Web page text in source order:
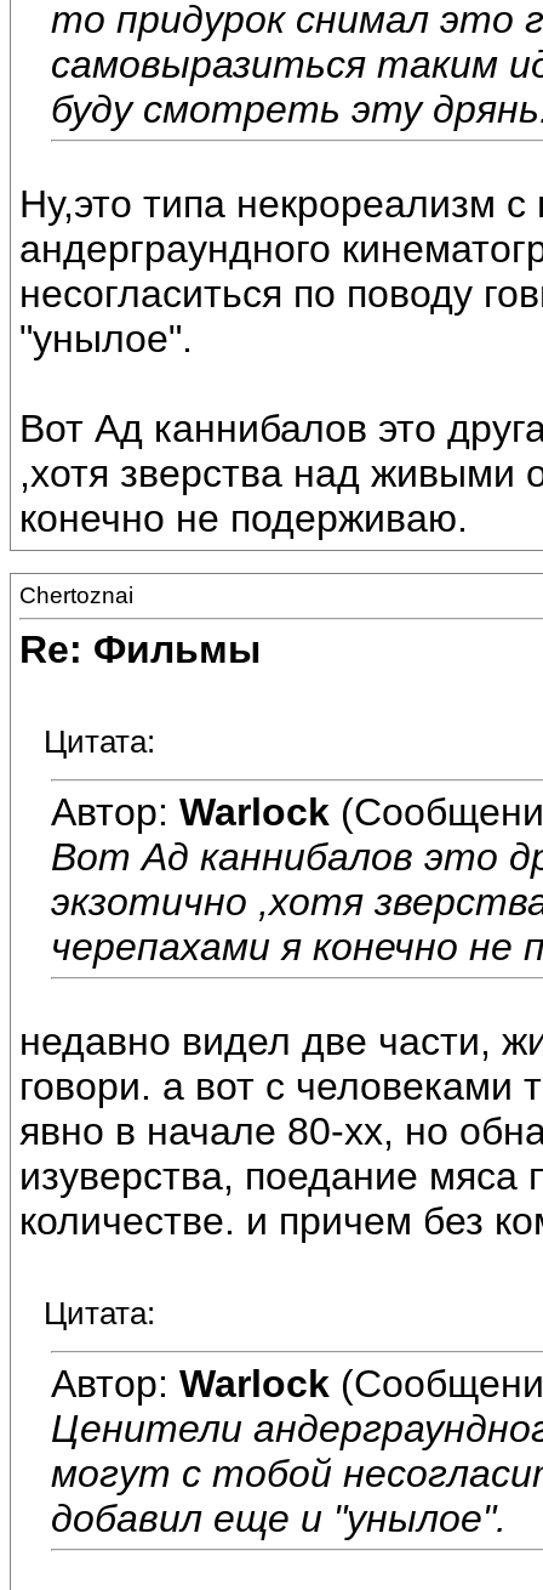
то придурок снимал это
самовыразиться таким
буду смотреть эту
Ну,это типа некрореализм
андерграундного
несогласиться по поводу
"унылое".
Вот Ад каннибалов это
,хотя зверства над живыми
конечно не подерживаю.
Chertoznai
Re: Фильмы
Цитата:
Автор: Warlock
Вот Ад каннибалов это
экзотично ,хотя
черепахами я конечно не
недавно видел две части,
говори. а вот с
явно в начале 80-хх, но
изуверства, поедание мяса
количестве. и причем без
Цитата:
Автор: Warlock
Ценители
могут с тобой
добавил еще и "унылое".